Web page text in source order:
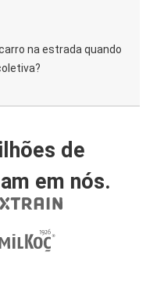
na estrada quando
de
em nós.